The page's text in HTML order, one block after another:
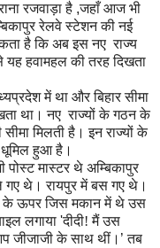
रजवाड़ा है ,जहाँ आज भी
रेलवे स्टेशन की नई
है कि अब इस नए राज्य
हवामहल की तरह दिखता
में था और बिहार सीमा
था। नए राज्यों के गठन के
मिलती है। इन राज्यों के
धूमिल हुआ है।
पोस्ट मास्टर थे अम्बिकापुर
गए थे। रायपुर में बस गए थे।
के ऊपर जिस मकान में थे उस
लगाया 'दीदी! मैं उस
जीजाजी के साथ थीं। ’तब